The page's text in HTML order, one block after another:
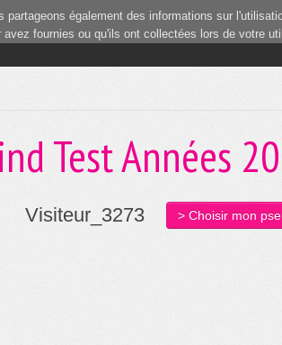
Test Années
Visiteur_3273 > Choisir mon
également des informations sur
fournies ou qu'ils ont collectées lors de votre